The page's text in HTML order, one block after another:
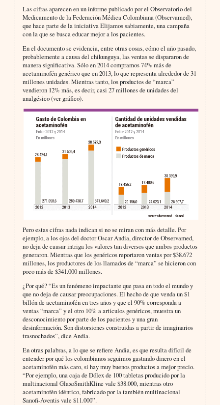
Las cifras aparecen en un informe publicado por el Observatorio del
Medicamento de la Federación Médica Colombiana (Observamed),
que hace parte de la iniciativa Elijamos sabiamente, una campaña
con la que se busca educar mejor a los pacientes.
En el documento se evidencia, entre otras cosas, cómo el año pasado,
probablemente a causa del chikunguya, las ventas se dispararon de
manera significativa. Sólo en 2014 compramos 74% más de
acetaminofén genérico que en 2013, lo que representa alrededor de 31
millones unidades. Mientras tanto, los productos de “marca”
vendieron 12% más, es decir, casi 27 millones de unidades del
analgésico (ver gráfico).
Pero estas cifras nada indican si no se miran con más detalle. Por
ejemplo, a los ojos del doctor Oscar Andia, director de Observamed,
no deja de causar intriga los valores tan diversos que ambos productos
generaron. Mientras que los genéricos reportaron ventas por $38.672
millones, los productores de los llamados de “marca” se hicieron con
poco más de $341.000 millones.
¿Por qué? “Es un fenómeno impactante que pasa en todo el mundo y
que no deja de causar preocupaciones. El hecho de que venda un $1
billón de acetaminofén en tres años y que el 90% corresponda a
ventas “marca” y el otro 10% a artículos genéricos, muestra un
desconocimiento por parte de los pacientes y una gran
desinformación. Son distorsiones construidas a partir de imaginarios
trasnochados”, dice Andia.
En otras palabras, a lo que se refiere Andia, es que resulta difícil de
entender por qué los colombianos seguimos gastando dinero en el
acetaminofén más caro, si hay muy buenos productos a mejor precio.
“Por ejemplo, una caja de Dólex de 100 tabletas producido por la
multinacional GlaxoSmithKline vale $38.000, mientras otro
acetaminofén idéntico, fabricado por la también multinacional
Sanofi-Aventis vale $11.000”.